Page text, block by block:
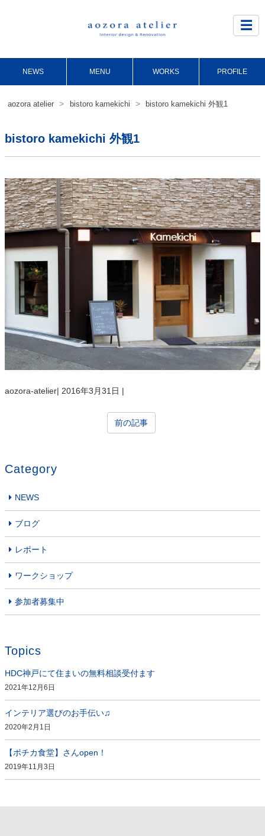
☰
NEWS MENU WORKS PROFILE
aozora atelier > bistoro kamekichi > bistoro kamekichi 外観1
bistoro kamekichi 外観1
aozora-atelier| 2016年3月31日 |
前の記事
Category
NEWS
ブログ
レポート
ワークショップ
参加者募集中
Topics
HDC神戸にて住まいの無料相談受付ます
2021年12月6日
インテリア選びのお手伝い♫
2020年2月1日
【ポチカ食堂】さんopen！
2019年11月3日